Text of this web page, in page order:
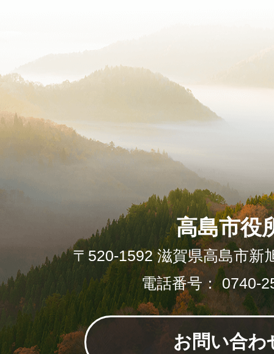
高島市役
〒520-1592 滋賀県高島市新
電話番号： 0740-
お問い合わ